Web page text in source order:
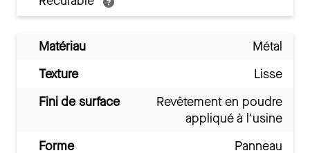
Matériau
Métal
Texture
Lisse
Fini de surface
Revêtement en poudre
appliqué à l'usine
Forme
Panneau